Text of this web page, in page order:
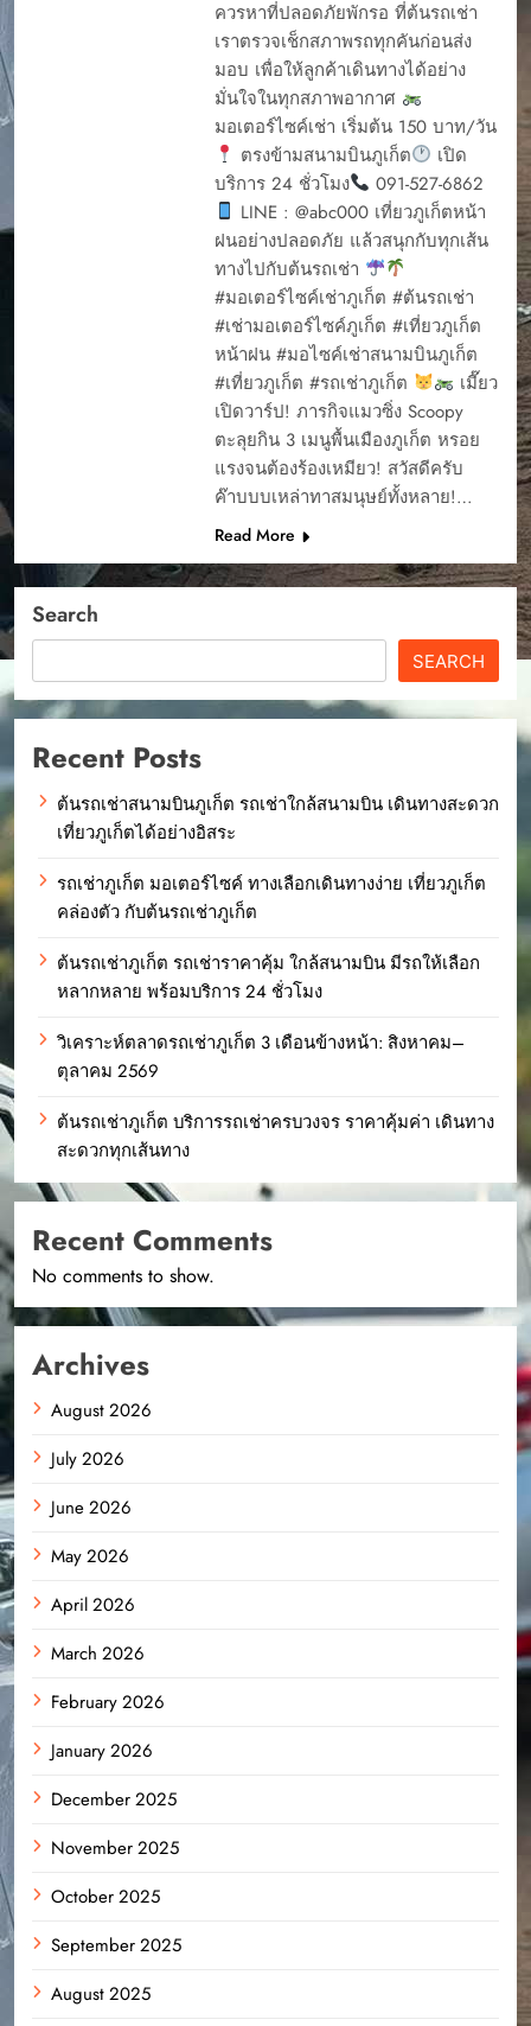
ควรหาที่ปลอดภัยพักรอ ที่ต้นรถเช่า
เราตรวจเช็กสภาพรถทุกคันก่อนส่ง
มอบ เพื่อให้ลูกค้าเดินทางได้อย่าง
มั่นใจในทุกสภาพอากาศ
มอเตอร์ไซค์เช่า เริ่มต้น 150 บาท/วัน
ตรงข้ามสนามบินภูเก็ต
เปิด
บริการ 24 ชั่วโมง
091-527-6862
LINE : @abc000 เที่ยวภูเก็ตหน้า
ฝนอย่างปลอดภัย แล้วสนุกกับทุกเส้น
ทางไปกับต้นรถเช่า
#มอเตอร์ไซค์เช่าภูเก็ต #ต้นรถเช่า
#เช่ามอเตอร์ไซค์ภูเก็ต #เที่ยวภูเก็ต
หน้าฝน #มอไซค์เช่าสนามบินภูเก็ต
#เที่ยวภูเก็ต #รถเช่าภูเก็ต
เมี๊ยว
เปิดวาร์ป! ภารกิจแมวซิ่ง Scoopy
ตะลุยกิน 3 เมนูพื้นเมืองภูเก็ต หรอย
แรงจนต้องร้องเหมียว! สวัสดีครับ
ค๊าบบบเหล่าทาสมนุษย์ทั้งหลาย!…
Read More
Search
SEARCH
Recent Posts
ต้นรถเช่าสนามบินภูเก็ต รถเช่าใกล้สนามบิน เดินทางสะดวก
เที่ยวภูเก็ตได้อย่างอิสระ
รถเช่าภูเก็ต มอเตอร์ไซค์ ทางเลือกเดินทางง่าย เที่ยวภูเก็ต
คล่องตัว กับต้นรถเช่าภูเก็ต
ต้นรถเช่าภูเก็ต รถเช่าราคาคุ้ม ใกล้สนามบิน มีรถให้เลือก
หลากหลาย พร้อมบริการ 24 ชั่วโมง
วิเคราะห์ตลาดรถเช่าภูเก็ต 3 เดือนข้างหน้า: สิงหาคม–
ตุลาคม 2569
ต้นรถเช่าภูเก็ต บริการรถเช่าครบวงจร ราคาคุ้มค่า เดินทาง
สะดวกทุกเส้นทาง
Recent Comments
No comments to show.
Archives
August 2026
July 2026
June 2026
May 2026
April 2026
March 2026
February 2026
January 2026
December 2025
November 2025
October 2025
September 2025
August 2025